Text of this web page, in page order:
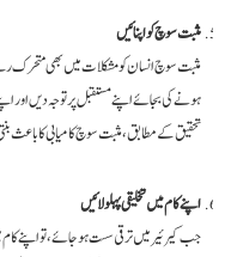
مثبت سوچ کو اپنائیں
مثبت سوچ انسان کو مشکلات میں بھی متحرک
ہونے کی بجائے اپنے مستقبل پر توجہ دیں اور
تحقیق کے مطابق، مثبت سوچ کامیابی کا باعث
اپنے کام میں تخلیقی پہلو لائیں
جب کیرئیر میں ترقی سست ہو جائے، تو اپنے